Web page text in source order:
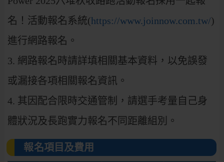
名！活動報名系統(https://www.joinnow.com.tw/)
進行網路報名。
3. 網路報名時請詳填相關基本資料，以免誤發
或漏接各項相關報名資訊。
4. 其因配合限時交通管制，請選手考量自己身
體狀況及長跑實力報名不同距離組別。
報名項目及費用